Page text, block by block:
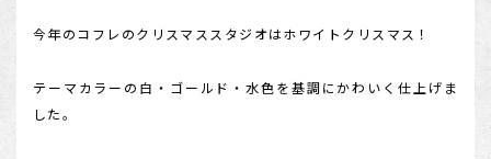
今年のコフレのクリスマススタジオはホワイトクリスマス！
テーマカラーの白・ゴールド・水色を基調にかわいく仕上げま
した。